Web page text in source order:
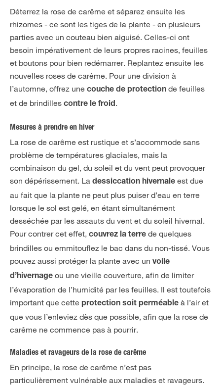
Déterrez la rose de carême et séparez ensuite les
rhizomes - ce sont les tiges de la plante - en plusieurs
parties avec un couteau bien aiguisé. Celles-ci ont
besoin impérativement de leurs propres racines, feuilles
et boutons pour bien redémarrer. Replantez ensuite les
nouvelles roses de carême. Pour une division à
l’automne, offrez une couche de protection de feuilles
et de brindilles contre le froid.
Mesures à prendre en hiver
La rose de carême est rustique et s’accommode sans
problème de températures glaciales, mais la
combinaison du gel, du soleil et du vent peut provoquer
son dépérissement. La dessiccation hivernale est due
au fait que la plante ne peut plus puiser d’eau en terre
lorsque le sol est gelé, en étant simultanément
desséchée par les assauts du vent et du soleil hivernal.
Pour contrer cet effet, couvrez la terre de quelques
brindilles ou emmitouflez le bac dans du non-tissé. Vous
pouvez aussi protéger la plante avec un voile
d’hivernage ou une vieille couverture, afin de limiter
l’évaporation de l’humidité par les feuilles. Il est toutefois
important que cette protection soit perméable à l’air et
que vous l’enleviez dès que possible, afin que la rose de
carême ne commence pas à pourrir.
Maladies et ravageurs de la rose de carême
En principe, la rose de carême n’est pas
particulièrement vulnérable aux maladies et ravageurs.